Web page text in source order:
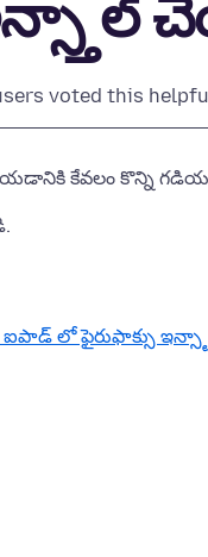
voted this
కేవలం కొన్ని
లో ఫైరుఫాక్సు